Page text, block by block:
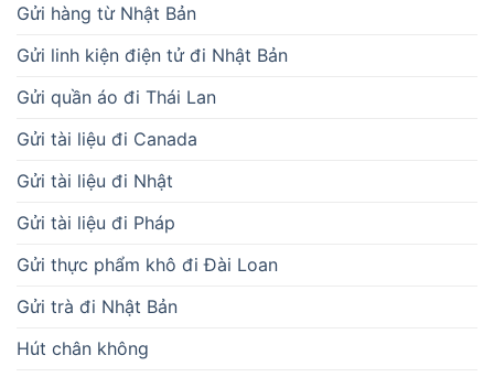
Gửi hàng từ Nhật Bản
Gửi linh kiện điện tử đi Nhật Bản
Gửi quần áo đi Thái Lan
Gửi tài liệu đi Canada
Gửi tài liệu đi Nhật
Gửi tài liệu đi Pháp
Gửi thực phẩm khô đi Đài Loan
Gửi trà đi Nhật Bản
Hút chân không